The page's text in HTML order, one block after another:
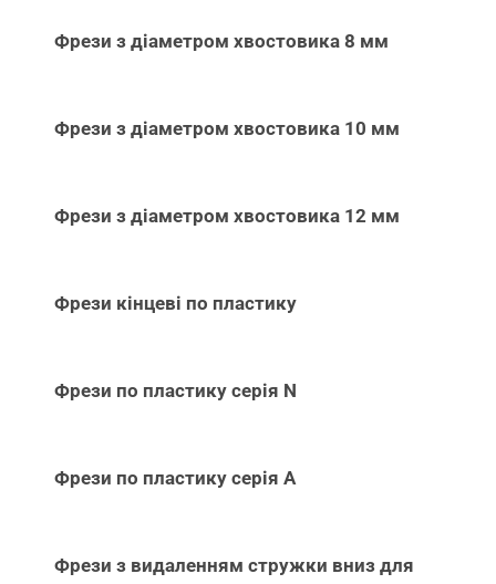
Фрези з діаметром хвостовика 8 мм
Фрези з діаметром хвостовика 10 мм
Фрези з діаметром хвостовика 12 мм
Фрези кінцеві по пластику
Фрези по пластику серія N
Фрези по пластику серія А
Фрези з видаленням стружки вниз для